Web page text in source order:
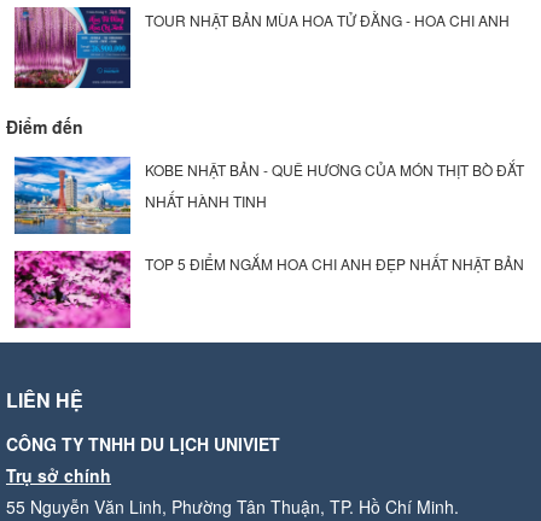
TOUR NHẬT BẢN MÙA HOA TỬ ĐẰNG - HOA CHI ANH
Điểm đến
KOBE NHẬT BẢN - QUÊ HƯƠNG CỦA MÓN THỊT BÒ ĐẮT
NHẤT HÀNH TINH
TOP 5 ĐIỂM NGẮM HOA CHI ANH ĐẸP NHẤT NHẬT BẢN
LIÊN HỆ
CÔNG TY TNHH DU LỊCH UNIVIET
Trụ sở chính
55 Nguyễn Văn Linh, Phường Tân Thuận, TP. Hồ Chí Minh.